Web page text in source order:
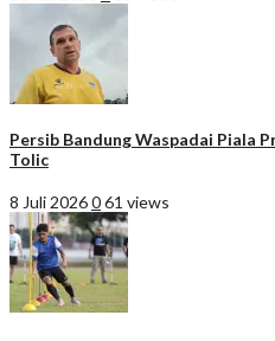
Persib Bandung Waspadai Piala
Tolic
8 Juli 2026061 views